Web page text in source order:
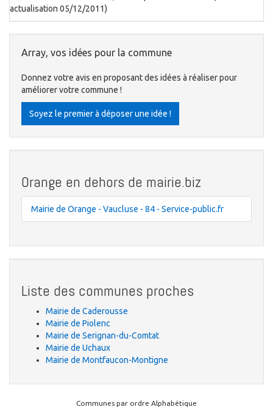
actualisation 05/12/2011)
Array, vos idées pour la commune
Donnez votre avis en proposant des idées à réaliser pour
améliorer votre commune !
Soyez le premier à déposer une idée !
Orange en dehors de mairie.biz
Mairie de Orange - Vaucluse - 84 - Service-public.fr
Liste des communes proches
Mairie de Caderousse
Mairie de Piolenc
Mairie de Serignan-du-Comtat
Mairie de Uchaux
Mairie de Montfaucon-Montigne
Communes par ordre Alphabétique